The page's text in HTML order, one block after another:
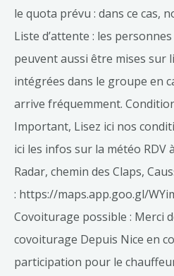
le quota prévu : dans ce cas,
Liste d’attente : les
peuvent aussi être mises sur
intégrées dans le groupe en
arrive fréquemment.
Important, Lisez ici nos
ici les infos sur la météo RDV
Radar, chemin des Claps,
: https://maps.app.goo.gl/
Covoiturage possible : Merci
covoiturage Depuis Nice en
participation pour le